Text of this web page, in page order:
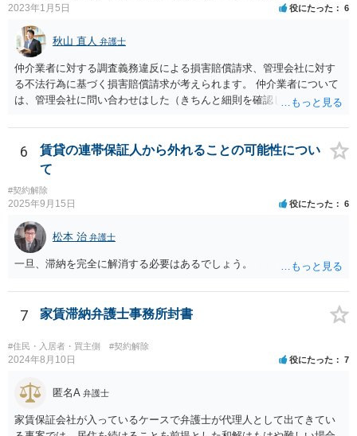
いと思われることと、１０％が相当がどうかが分からないので、「不
相当」という判断ができないから賃料増額には応じないという主張が
できます。 なお、賃貸借契約書には「家賃の変更は貸主・借主間の合
意の上で行う」という特約があるとのことですが、最高裁判例（S56.
4.20）では、このような特約があっても協議を経ない増額請求も有効
とされているため（本当に賃料が不相当であれば特約に拘束されるの
は不合理だからという考え方です。「契約条件にかかわらず」とはそ
いう理論になると思います。 そして、法律上、増額協議が整わない場
合、増額を正当とする判決が確定するまでは相当な賃料（※現在の賃
なら受け取らない」などと言った場合は、最寄りの法務局に現在の賃
がありますので、注意が必要です。
2023年1月5日 役にたった 6
秋山 直人 弁護士
仲介業者に対する調査義務違反による損害賠償請求、管理会社に対す
る不法行為に基づく損害賠償請求が考えられます。 仲介業者について
は、管理会社に問い合わせはした（きちんと細則を確認しなかった管
の間には直接の契約関係がないので、管理会社からは、ご相談者様に
対して義務を負っていないという反論が予想されます。 そのため、両
方に請求してくのが良いのではと思います。 損害の範囲はなかなか難
しいところですが、リフォーム工事をキャンセルしてキャンセル料が
発生しているということですので、当該キャンセル料を請求すること
が考えられます。また、きちんと説明を受けていればそもそも売買契
約をしなかったとして、仲介手数料や登記費用も損害であるとして賠
償請求することが考えられます。
6
賃貸の連帯保証人から外れることの可能性につい
て
#契約解除
2025年9月15日 役にたった 6
松本 治 弁護士
一旦、滞納を完全に解消する必要はあるでしょう。
7 家賃滞納弁護士事務所封書
#住民・入居者・買主側 #契約解除
2024年8月10日 役にたった 7
匿名A 弁護士
家賃保証会社が入っているケースで弁護士が代理人として出てきてい